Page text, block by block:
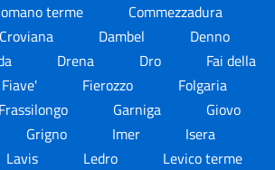
terme
Commezzadura
Croviana Dambel
Denno
Drena Dro
Fai della
Fiave' Fierozzo
Folgaria
Frassilongo Garniga
Giovo
Grigno Imer
Isera
Lavis Ledro
Levico terme